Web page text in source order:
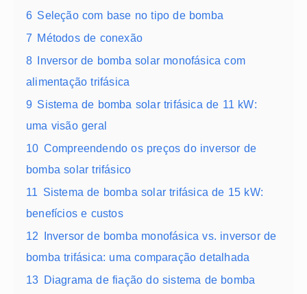
6 Seleção com base no tipo de bomba
7 Métodos de conexão
8 Inversor de bomba solar monofásica com
alimentação trifásica
9 Sistema de bomba solar trifásica de 11 kW:
uma visão geral
10 Compreendendo os preços do inversor de
bomba solar trifásico
11 Sistema de bomba solar trifásica de 15 kW:
benefícios e custos
12 Inversor de bomba monofásica vs. inversor de
bomba trifásica: uma comparação detalhada
13 Diagrama de fiação do sistema de bomba